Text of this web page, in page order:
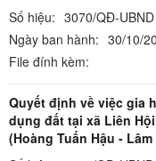
Số hiệu: 3070/QĐ-UBND
Ngày ban hành: 30/10/
File đính kèm:
Quyết định về việc gia
dụng đất tại xã Liên
(Hoàng Tuấn Hậu -